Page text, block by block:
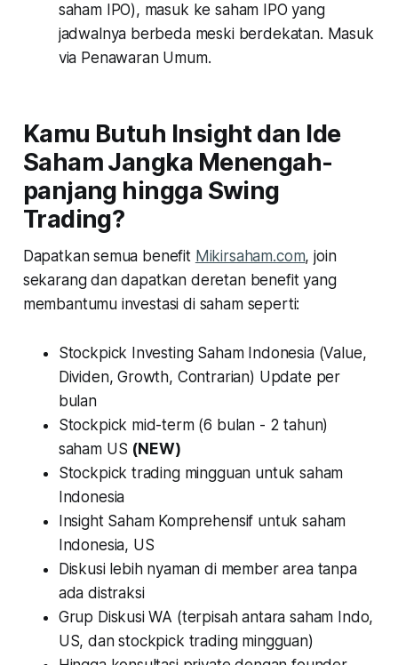
saham IPO), masuk ke saham IPO yang
jadwalnya berbeda meski berdekatan. Masuk
via Penawaran Umum.
Kamu Butuh Insight dan Ide
Saham Jangka Menengah-
panjang hingga Swing
Trading?
Dapatkan semua benefit Mikirsaham.com, join
sekarang dan dapatkan deretan benefit yang
membantumu investasi di saham seperti:
Stockpick Investing Saham Indonesia (Value,
Dividen, Growth, Contrarian) Update per
bulan
Stockpick mid-term (6 bulan - 2 tahun)
saham US (NEW)
Stockpick trading mingguan untuk saham
Indonesia
Insight Saham Komprehensif untuk saham
Indonesia, US
Diskusi lebih nyaman di member area tanpa
ada distraksi
Grup Diskusi WA (terpisah antara saham Indo,
US, dan stockpick trading mingguan)